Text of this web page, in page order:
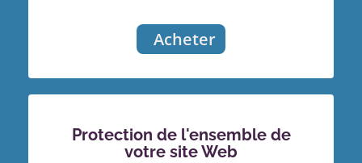
Acheter
Protection de l'ensemble de
votre site Web